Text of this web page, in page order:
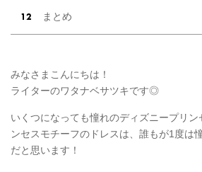
まとめ
みなさまこんにちは！
ライターのワタナベサツキです◎
いくつになっても憧れのディズニープリン
ンセスモチーフのドレスは、誰もが1度は
だと思います！